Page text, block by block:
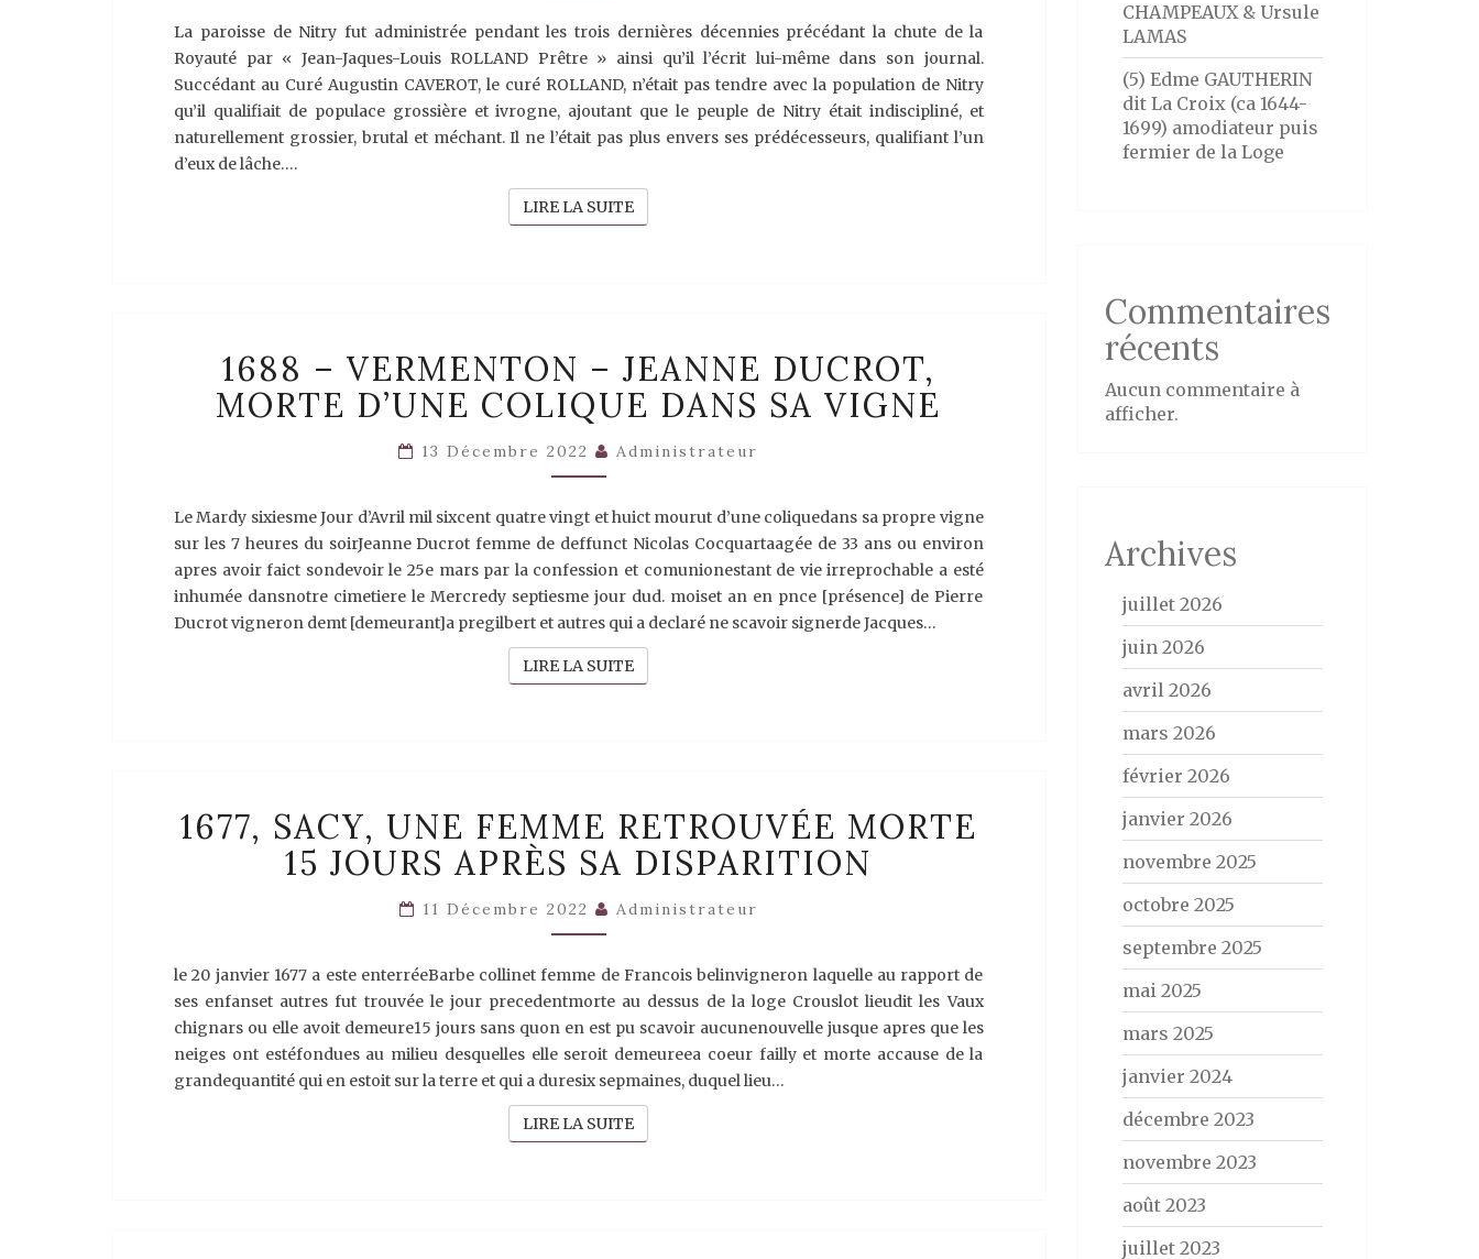
SACRISTIE
DE
L’ÉGLISE
La paroisse de Nitry fut administrée pendant les trois dernières décennies précédant la chute de la
Royauté par « Jean-Jaques-Louis ROLLAND Prêtre » ainsi qu’il l’écrit lui-même dans son journal.
Succédant au Curé Augustin CAVEROT, le curé ROLLAND, n’était pas tendre avec la population de Nitry
qu’il qualifiait de populace grossière et ivrogne, ajoutant que le peuple de Nitry était indiscipliné, et
naturellement grossier, brutal et méchant. Il ne l’était pas plus envers ses prédécesseurs, qualifiant l’un
d’eux de lâche….
LIRE LA SUITELIRE LA SUITE
VERMENTON
–
JEANNE
DUCROT,
COLIQUE
DANS
VIGNE
1688 – VERMENTON – JEANNE DUCROT,
MORTE D’UNE COLIQUE DANS SA VIGNE
13 Décembre 2022 Administrateur
Le Mardy sixiesme Jour d’Avril mil sixcent quatre vingt et huict mourut d’une coliquedans sa propre vigne
sur les 7 heures du soirJeanne Ducrot femme de deffunct Nicolas Cocquartaagée de 33 ans ou environ
apres avoir faict sondevoir le 25e mars par la confession et comunionestant de vie irreprochable a esté
inhumée dansnotre cimetiere le Mercredy septiesme jour dud. moiset an en pnce [présence] de Pierre
Ducrot vigneron demt [demeurant]a pregilbert et autres qui a declaré ne scavoir signerde Jacques…
LIRE LA SUITELIRE LA SUITE
SACY,
UNE
FEMME
MORTE
15
APRÈS
SA
DISPARITION
1677, SACY, UNE FEMME RETROUVÉE MORTE
15 JOURS APRÈS SA DISPARITION
11 Décembre 2022 Administrateur
le 20 janvier 1677 a este enterréeBarbe collinet femme de Francois belinvigneron laquelle au rapport de
ses enfanset autres fut trouvée le jour precedentmorte au dessus de la loge Crouslot lieudit les Vaux
chignars ou elle avoit demeure15 jours sans quon en est pu scavoir aucunenouvelle jusque apres que les
neiges ont estéfondues au milieu desquelles elle seroit demeureea coeur failly et morte accause de la
grandequantité qui en estoit sur la terre et qui a duresix sepmaines, duquel lieu…
LIRE LA SUITELIRE LA SUITE
CHAMPEAUX & Ursule
LAMAS
(5) Edme GAUTHERIN
dit La Croix (ca 1644-
1699) amodiateur puis
fermier de la Loge
Commentaires
récents
Aucun commentaire à
afficher.
Archives
juillet 2026
juin 2026
avril 2026
mars 2026
février 2026
janvier 2026
novembre 2025
octobre 2025
septembre 2025
mai 2025
mars 2025
janvier 2024
décembre 2023
novembre 2023
août 2023
juillet 2023